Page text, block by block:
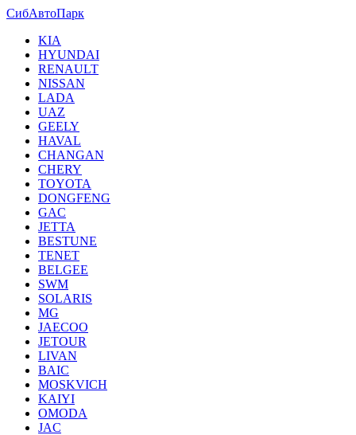
СибАвтоПарк
KIA
HYUNDAI
RENAULT
NISSAN
LADA
UAZ
GEELY
HAVAL
CHANGAN
CHERY
TOYOTA
DONGFENG
GAC
JETTA
BESTUNE
TENET
BELGEE
SWM
SOLARIS
MG
JAECOO
JETOUR
LIVAN
BAIC
MOSKVICH
KAIYI
OMODA
JAC